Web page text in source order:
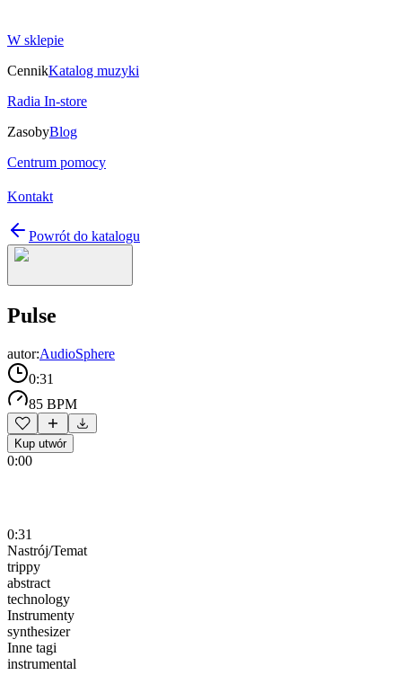
W sklepie
CennikKatalog muzyki
Radia In-store
ZasobyBlog
Centrum pomocy
Kontakt
Powrót do katalogu
Pulse
autor:AudioSphere
0:31
85 BPM
Kup utwór
0:00
0:31
Nastrój/Temat
trippy
abstract
technology
Instrumenty
synthesizer
Inne tagi
instrumental